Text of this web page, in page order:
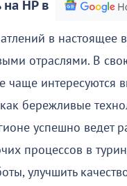
на НР в
в настоящее
отраслями. В
чаще
как бережливые
успешно ведет
процессов в
улучшить